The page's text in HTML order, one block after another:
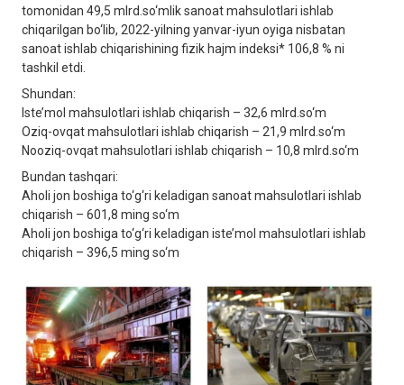
tomonidan 49,5 mlrd.so‘mlik sanoat mahsulotlari ishlab
chiqarilgan bo‘lib, 2022-yilning yanvar-iyun oyiga nisbatan
sanoat ishlab chiqarishining fizik hajm indeksi* 106,8 % ni
tashkil etdi.
Shundan:
Iste’mol mahsulotlari ishlab chiqarish – 32,6 mlrd.so‘m
Oziq-ovqat mahsulotlari ishlab chiqarish – 21,9 mlrd.so‘m
Nooziq-ovqat mahsulotlari ishlab chiqarish – 10,8 mlrd.so‘m
Bundan tashqari:
Aholi jon boshiga to‘g‘ri keladigan sanoat mahsulotlari ishlab
chiqarish – 601,8 ming so‘m
Aholi jon boshiga to‘g‘ri keladigan iste’mol mahsulotlari ishlab
chiqarish – 396,5 ming so‘m